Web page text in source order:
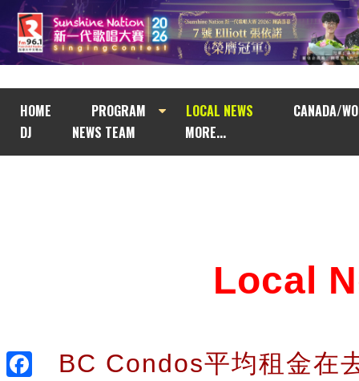
HOME PROGRAM LOCAL NEWS
CANADA/
DJ
NEWS TEAM MORE...
Local
BC Condos平均租金在